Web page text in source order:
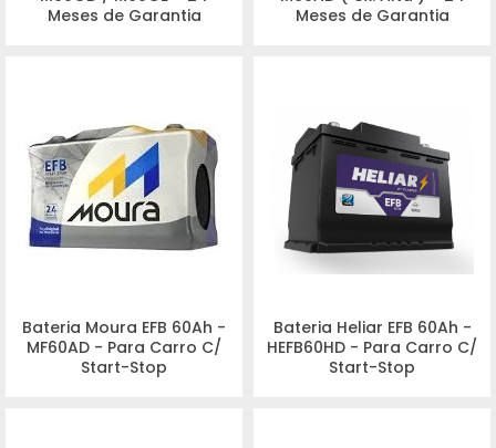
Meses de Garantia
Meses de Garantia
Bateria Moura EFB 60Ah -
MF60AD - Para Carro C/
Start-Stop
Bateria Heliar EFB 60Ah -
HEFB60HD - Para Carro C/
Start-Stop